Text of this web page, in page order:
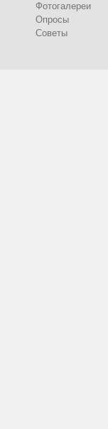
Фотогалереи
Опросы
Советы